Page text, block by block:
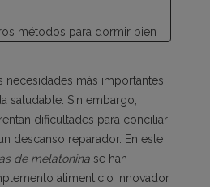
métodos para dormir bien
de melatonina de
Vitaldin: efectiva, natural y
necesidades más importantes
saludable. Sin embargo,
dificultades para conciliar
descanso reparador. En este
de melatonina se han
alimenticio innovador